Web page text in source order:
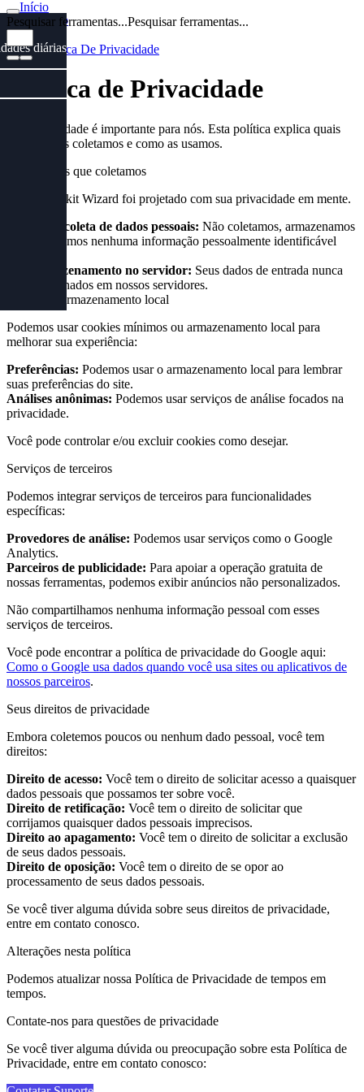
diárias
Início
Pesquisar ferramentas...Pesquisar ferramentas...
Início
Politica De Privacidade
Política de Privacidade
Sua privacidade é importante para nós. Esta política explica quais
informações coletamos e como as usamos.
Informações que coletamos
Nosso Toolkit Wizard foi projetado com sua privacidade em mente.
Nenhuma coleta de dados pessoais: Não coletamos, armazenamos
ou transmitimos nenhuma informação pessoalmente identificável
Sem armazenamento no servidor: Seus dados de entrada nunca
são armazenados em nossos servidores.
Cookies e armazenamento local
Podemos usar cookies mínimos ou armazenamento local para
melhorar sua experiência:
Preferências: Podemos usar o armazenamento local para lembrar
suas preferências do site.
Análises anônimas: Podemos usar serviços de análise focados na
privacidade.
Você pode controlar e/ou excluir cookies como desejar.
Serviços de terceiros
Podemos integrar serviços de terceiros para funcionalidades
específicas:
Provedores de análise: Podemos usar serviços como o Google
Analytics.
Parceiros de publicidade: Para apoiar a operação gratuita de
nossas ferramentas, podemos exibir anúncios não personalizados.
Não compartilhamos nenhuma informação pessoal com esses
serviços de terceiros.
Você pode encontrar a política de privacidade do Google aqui:
Como o Google usa dados quando você usa sites ou aplicativos de
nossos parceiros.
Seus direitos de privacidade
Embora coletemos poucos ou nenhum dado pessoal, você tem
direitos:
Direito de acesso: Você tem o direito de solicitar acesso a quaisquer
dados pessoais que possamos ter sobre você.
Direito de retificação: Você tem o direito de solicitar que
corrijamos quaisquer dados pessoais imprecisos.
Direito ao apagamento: Você tem o direito de solicitar a exclusão
de seus dados pessoais.
Direito de oposição: Você tem o direito de se opor ao
processamento de seus dados pessoais.
Se você tiver alguma dúvida sobre seus direitos de privacidade,
entre em contato conosco.
Alterações nesta política
Podemos atualizar nossa Política de Privacidade de tempos em
tempos.
Contate-nos para questões de privacidade
Se você tiver alguma dúvida ou preocupação sobre esta Política de
Privacidade, entre em contato conosco: